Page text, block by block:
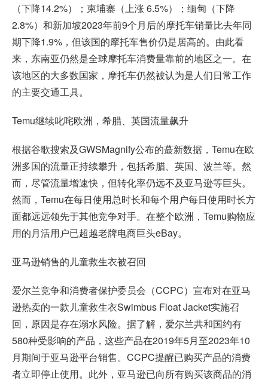
（下降14.2%）；柬埔寨（上涨 6.5%）；缅甸（下降
2.8%）和新加坡2023年前9个月后的摩托车销量比去年同
期下降1.9%，但该国的摩托车售价仍是居高的。由此看
来，东南亚仍然是全球摩托车消费量靠前的地区之一。在
该地区的大多数国家，摩托车仍然被认为是人们日常工作
的主要交通工具。
Temu继续叱咤欧洲，希腊、英国流量飙升
根据谷歌搜索及GWSMagnify公布的蕞新数据，Temu在欧
洲多国的流量正持续攀升，包括希腊、英国、波兰等。然
而，尽管流量增速快，但转化率仍远不及亚马逊等巨头。
然而，Temu在每日使用总时长和每个用户每日使用时长方
面都远远领先于其他竞争对手。在整个欧洲，Temu购物应
用的月活用户已超越老牌电商巨头eBay。
亚马逊销售的儿童救生衣被召回
爱尔兰竞争和消费者保护委员会（CCPC）宣布对在亚马
逊热卖的一款儿童救生衣Swimbus Float Jacket实施召
回，原因是存在溺水风险。据了解，爱尔兰共和国约有
580种受影响的产品，这些产品在2019年5月至2023年10
月期间于亚马逊平台销售。CCPC提醒已购买产品的消费
者立即停止使用。此外，亚马逊已向所有购买该商品的消